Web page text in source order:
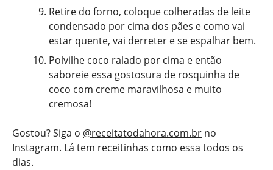
Retire do forno, coloque colheradas de leite
condensado por cima dos pães e como vai
estar quente, vai derreter e se espalhar bem.
Polvilhe coco ralado por cima e então
saboreie essa gostosura de rosquinha de
coco com creme maravilhosa e muito
cremosa!
Gostou? Siga o @receitatodahora.com.br no
Instagram. Lá tem receitinhas como essa todos os
dias.